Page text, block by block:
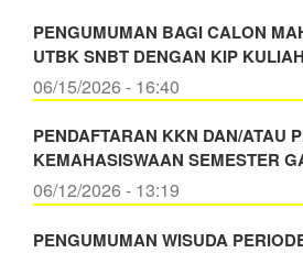
PENGUMUMAN BAGI CALON
UTBK SNBT DENGAN KIP KULIAH
06/15/2026 - 16:40
PENDAFTARAN KKN DAN/ATAU
KEMAHASISWAAN SEMESTER
06/12/2026 - 13:19
PENGUMUMAN WISUDA